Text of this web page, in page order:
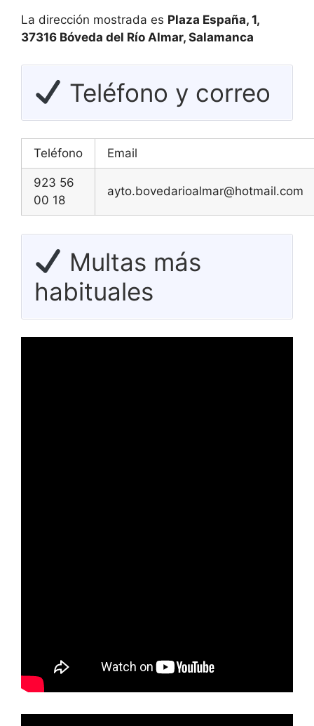
La dirección mostrada es Plaza España, 1,
37316 Bóveda del Río Almar, Salamanca
Teléfono y correo
Teléfono Email
923 56
00 18
ayto.bovedarioalmar@hotmail.com
Multas más
habituales